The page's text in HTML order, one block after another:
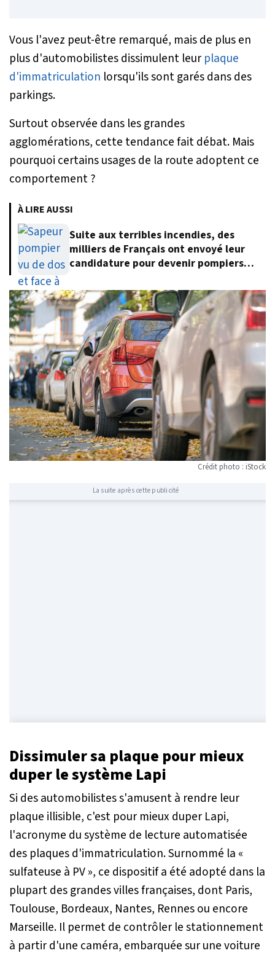
Vous l'avez peut-être remarqué, mais de plus en
plus d'automobilistes dissimulent leur plaque
d'immatriculation lorsqu'ils sont garés dans des
parkings.
Surtout observée dans les grandes
agglomérations, cette tendance fait débat. Mais
pourquoi certains usages de la route adoptent ce
comportement ?
À LIRE AUSSI
Suite aux terribles incendies, des
milliers de Français ont envoyé leur
candidature pour devenir pompiers
Crédit photo : iStock
La suite après cette publicité
Dissimuler sa plaque pour mieux
duper le système Lapi
Si des automobilistes s'amusent à rendre leur
plaque illisible, c'est pour mieux duper Lapi,
l'acronyme du système de lecture automatisée
des plaques d'immatriculation. Surnommé la «
sulfateuse à PV », ce dispositif a été adopté dans la
plupart des grandes villes françaises, dont Paris,
Toulouse, Bordeaux, Nantes, Rennes ou encore
Marseille. Il permet de contrôler le stationnement
à partir d'une caméra, embarquée sur une voiture